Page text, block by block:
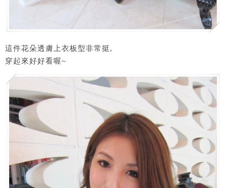
這件花朵透膚上衣板型非常挺,
穿起來好好看喔~